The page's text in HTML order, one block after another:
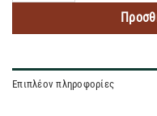
Επιπλέον πληροφορίες